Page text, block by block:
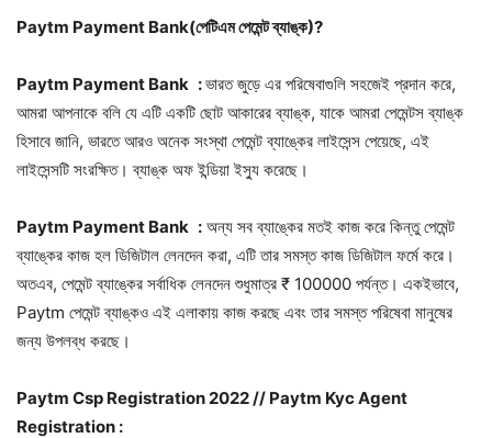
Paytm Payment Bank(পেটিএম পেমেন্ট ব্যাঙ্ক)?
Paytm Payment Bank :ভারত জুড়ে এর পরিষেবাগুলি সহজেই প্রদান করে,
আমরা আপনাকে বলি যে এটি একটি ছোট আকারের ব্যাঙ্ক, যাকে আমরা পেমেন্টস ব্যাঙ্ক
হিসাবে জানি, ভারতে আরও অনেক সংস্থা পেমেন্ট ব্যাঙ্কের লাইসেন্স পেয়েছে, এই
লাইসেন্সটি সংরক্ষিত। ব্যাঙ্ক অফ ইন্ডিয়া ইস্যু করেছে।
Paytm Payment Bank : অন্য সব ব্যাঙ্কের মতই কাজ করে কিন্তু পেমেন্ট
ব্যাঙ্কের কাজ হল ডিজিটাল লেনদেন করা, এটি তার সমস্ত কাজ ডিজিটাল ফর্মে করে।
অতএব, পেমেন্ট ব্যাঙ্কের সর্বাধিক লেনদেন শুধুমাত্র ₹ 100000 পর্যন্ত। একইভাবে,
Paytm পেমেন্ট ব্যাঙ্কও এই এলাকায় কাজ করছে এবং তার সমস্ত পরিষেবা মানুষের
জন্য উপলব্ধ করছে।
Paytm Csp Registration 2022 // Paytm Kyc Agent
Registration :